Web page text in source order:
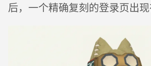
后，一个精确复刻的登录页出现